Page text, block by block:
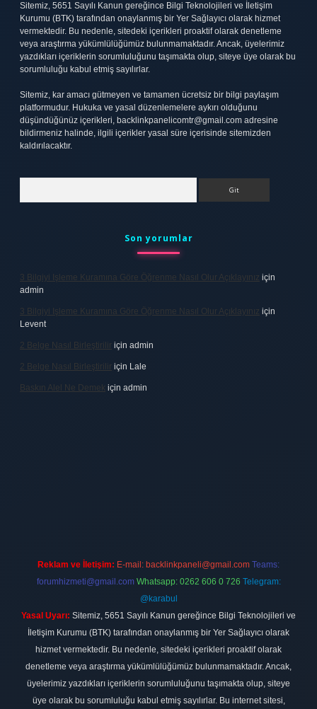
Sitemiz, 5651 Sayılı Kanun gereğince Bilgi Teknolojileri ve İletişim
Kurumu (BTK) tarafından onaylanmış bir Yer Sağlayıcı olarak hizmet
vermektedir. Bu nedenle, sitedeki içerikleri proaktif olarak denetleme
veya araştırma yükümlülüğümüz bulunmamaktadır. Ancak, üyelerimiz
yazdıkları içeriklerin sorumluluğunu taşımakta olup, siteye üye olarak bu
sorumluluğu kabul etmiş sayılırlar.
Sitemiz, kar amacı gütmeyen ve tamamen ücretsiz bir bilgi paylaşım
platformudur. Hukuka ve yasal düzenlemelere aykırı olduğunu
düşündüğünüz içerikleri, backlinkpanelicomtr@gmail.com adresine
bildirmeniz halinde, ilgili içerikler yasal süre içerisinde sitemizden
kaldırılacaktır.
Son yorumlar
3 Bilgiyi Işleme Kuramına Göre Öğrenme Nasıl Olur Açıklayınız için
admin
3 Bilgiyi Işleme Kuramına Göre Öğrenme Nasıl Olur Açıklayınız için
Levent
2 Belge Nasıl Birleştirilir için admin
2 Belge Nasıl Birleştirilir için Lale
Baskın Alel Ne Demek için admin
Reklam ve İletişim: E-mail: backlinkpaneli@gmail.com Teams:
forumhizmeti@gmail.com Whatsapp: 0262 606 0 726 Telegram:
@karabul
Yasal Uyarı: Sitemiz, 5651 Sayılı Kanun gereğince Bilgi Teknolojileri ve
İletişim Kurumu (BTK) tarafından onaylanmış bir Yer Sağlayıcı olarak
hizmet vermektedir. Bu nedenle, sitedeki içerikleri proaktif olarak
denetleme veya araştırma yükümlülüğümüz bulunmamaktadır. Ancak,
üyelerimiz yazdıkları içeriklerin sorumluluğunu taşımakta olup, siteye
üye olarak bu sorumluluğu kabul etmiş sayılırlar. Bu internet sitesi,